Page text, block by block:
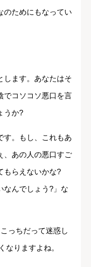
のためにもなってい
します。あなたはそ
でコソコソ悪口を言
うか?
す。もし、これもあ
、あの人の悪口すご
もらえないかな?
なんでしょう?」な
っちだって迷惑し
なりますよね。